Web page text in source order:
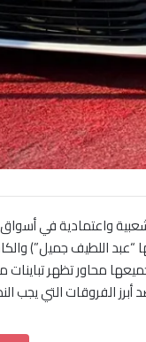
واعتمادية في
اللطيف جميل”)
جميعها محاور تظهر
أبرز الفروقات التي